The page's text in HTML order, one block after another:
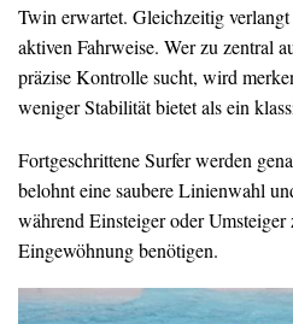
Twin erwartet. Gleichzeitig
aktiven Fahrweise. Wer zu zentral
präzise Kontrolle sucht, wird
weniger Stabilität bietet als ein
Fortgeschrittene Surfer werden
belohnt eine saubere Linienwahl
während Einsteiger oder Umsteiger
Eingewöhnung benötigen.